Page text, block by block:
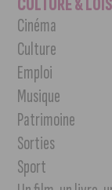
Cinéma
Culture
Emploi
Musique
Patrimoine
Sorties
Sport